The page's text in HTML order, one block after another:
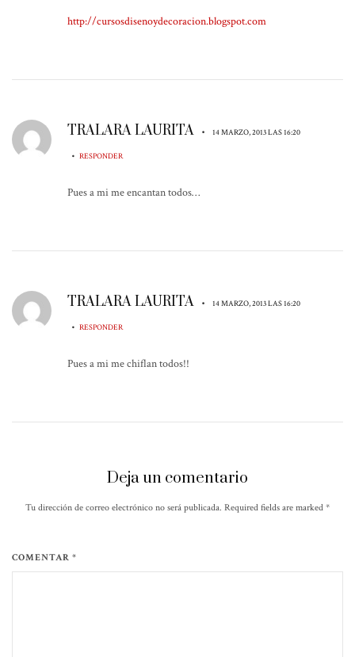
http://cursosdisenoydecoracion.blogspot.com
TRALARA LAURITA • 14 MARZO, 2013 LAS 16:20
• RESPONDER
Pues a mi me encantan todos…
TRALARA LAURITA • 14 MARZO, 2013 LAS 16:20
• RESPONDER
Pues a mi me chiflan todos!!
Deja un comentario
Tu dirección de correo electrónico no será publicada. Required fields are marked *
COMENTAR *